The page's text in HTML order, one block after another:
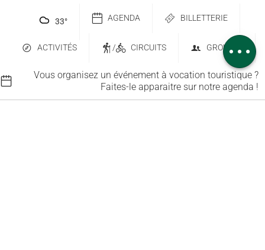
Dénivelé
33° AGENDA BILLETTERIE
ACTIVITÉS / CIRCUITS GROUPES
Vous organisez un événement à vocation touristique ?
Faites-le apparaitre sur notre agenda !